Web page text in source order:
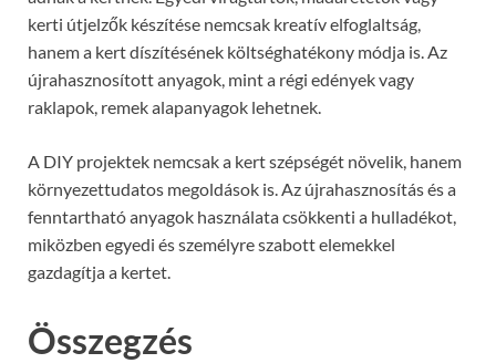
kerti útjelzők készítése nemcsak kreatív elfoglaltság,
hanem a kert díszítésének költséghatékony módja is. Az
újrahasznosított anyagok, mint a régi edények vagy
raklapok, remek alapanyagok lehetnek.
A DIY projektek nemcsak a kert szépségét növelik, hanem
környezettudatos megoldások is. Az újrahasznosítás és a
fenntartható anyagok használata csökkenti a hulladékot,
miközben egyedi és személyre szabott elemekkel
gazdagítja a kertet.
Összegzés